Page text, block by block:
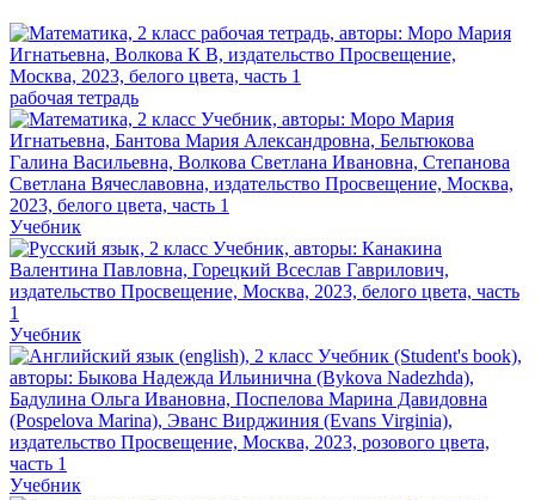
рабочая тетрадь
Учебник
Учебник
Учебник